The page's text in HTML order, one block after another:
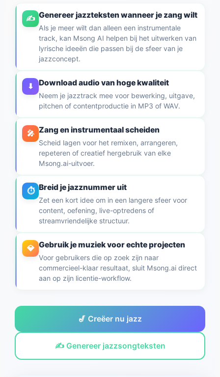
✍️ Genereer jazzteksten wanneer je zang wilt
Als je meer wilt dan alleen een instrumentale
track, kan Msong AI helpen bij het uitwerken van
lyrische ideeën die passen bij de sfeer van je
jazzconcept.
⬇ Download audio van hoge kwaliteit
Neem je jazztrack mee voor bewerking, uitgave,
pitchen of contentproductie in MP3 of WAV.
🎤 Zang en instrumentaal scheiden
Scheid lagen voor het remixen, arrangeren,
repeteren of creatief hergebruik van elke
Msong.ai-uitvoer.
⏱ Breid je jazznummer uit
Zet een kort idee om in een langere sfeer voor
content, oefening, live-optredens of
streamvriendelijke structuur.
💎 Gebruik je muziek voor echte projecten
Voor gebruikers die op zoek zijn naar
commercieel-klaar resultaat, sluit Msong.ai direct
aan op zijn licentie-workflow.
🎷 Creëer nu jazz
✍️ Genereer jazzsongteksten